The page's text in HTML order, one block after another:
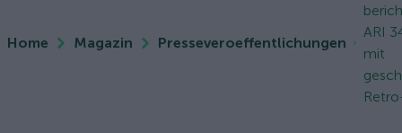
Home Magazin Presseveroeffentlichungen
ARI
mit